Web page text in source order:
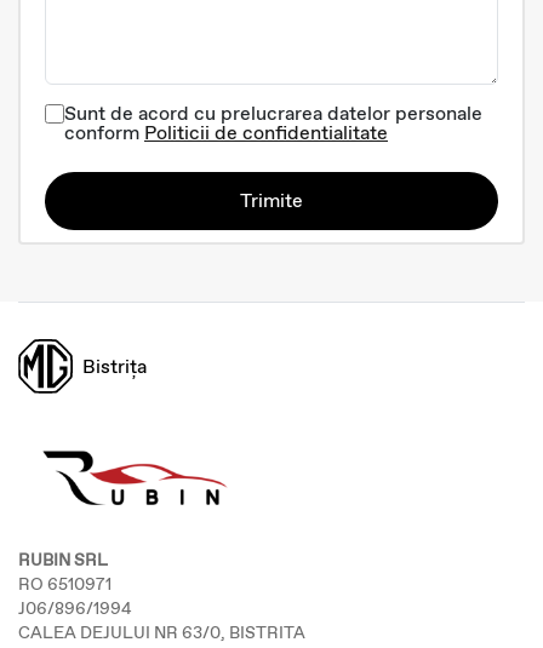
Sunt de acord cu prelucrarea datelor personale
conform Politicii de confidentialitate
Trimite
Bistrița
RUBIN SRL
RO 6510971
J06/896/1994
CALEA DEJULUI NR 63/0, BISTRITA